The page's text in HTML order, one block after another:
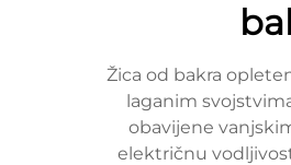
Žica od bakra
laganim
obavijene
električnu